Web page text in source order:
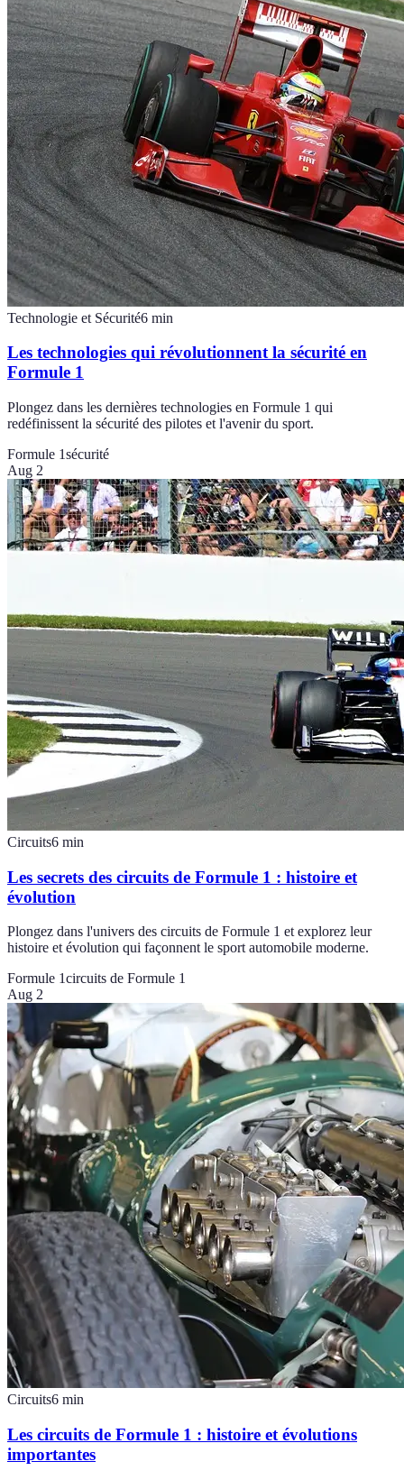
Technologie et Sécurité6 min
Les technologies qui révolutionnent la sécurité en
Formule 1
Plongez dans les dernières technologies en Formule 1 qui
redéfinissent la sécurité des pilotes et l'avenir du sport.
Formule 1sécurité
Aug 2
Circuits6 min
Les secrets des circuits de Formule 1 : histoire et
évolution
Plongez dans l'univers des circuits de Formule 1 et explorez leur
histoire et évolution qui façonnent le sport automobile moderne.
Formule 1circuits de Formule 1
Aug 2
Circuits6 min
Les circuits de Formule 1 : histoire et évolutions
importantes